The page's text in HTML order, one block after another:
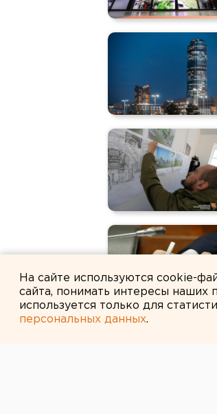
На сайте используются cookie-
сайта, понимать интересы наших
используется только для
персональных данных.